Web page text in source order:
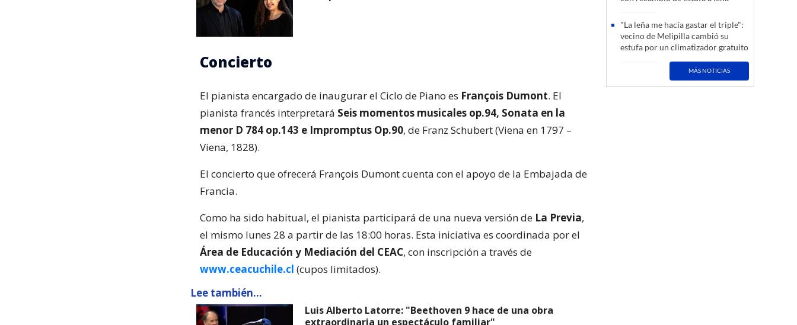
Concierto
El pianista encargado de inaugurar el Ciclo de Piano es François Dumont. El
pianista francés interpretará Seis momentos musicales op.94, Sonata en la
menor D 784 op.143 e Impromptus Op.90, de Franz Schubert (Viena en 1797 –
Viena, 1828).
El concierto que ofrecerá François Dumont cuenta con el apoyo de la Embajada de
Francia.
Como ha sido habitual, el pianista participará de una nueva versión de La Previa,
el mismo lunes 28 a partir de las 18:00 horas. Esta iniciativa es coordinada por el
Área de Educación y Mediación del CEAC, con inscripción a través de
www.ceacuchile.cl (cupos limitados).
Lee también...
Luis Alberto Latorre: "Beethoven 9 hace de una obra
extraordinaria un espectáculo familiar"
"La leña me hacía gastar el triple":
vecino de Melipilla cambió su
estufa por un climatizador gratuito
MÁS NOTICIAS